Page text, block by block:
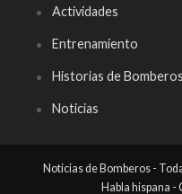
Actividades
Entrenamiento
Historias de Bomberos
Noticias
Noticias de Bomberos -
Habla hispana -